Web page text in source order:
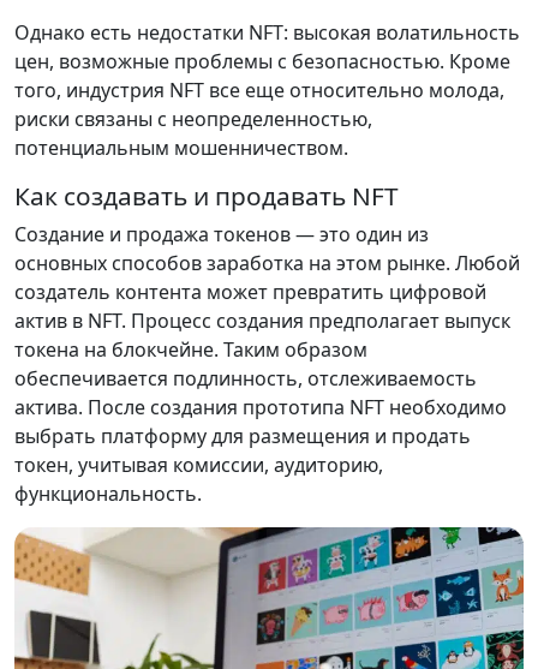
Однако есть недостатки NFT: высокая волатильность
цен, возможные проблемы с безопасностью. Кроме
того, индустрия NFT все еще относительно молода,
риски связаны с неопределенностью,
потенциальным мошенничеством.
Как создавать и продавать NFT
Создание и продажа токенов — это один из
основных способов заработка на этом рынке. Любой
создатель контента может превратить цифровой
актив в NFT. Процесс создания предполагает выпуск
токена на блокчейне. Таким образом
обеспечивается подлинность, отслеживаемость
актива. После создания прототипа NFT необходимо
выбрать платформу для размещения и продать
токен, учитывая комиссии, аудиторию,
функциональность.